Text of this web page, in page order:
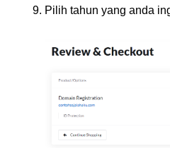
Pilih tahun yang anda